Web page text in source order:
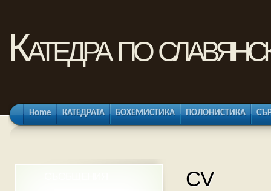
Катедра по
Home КАТЕДРАТА БОХЕМИСТИКА ПОЛОНИСТИКА
CV